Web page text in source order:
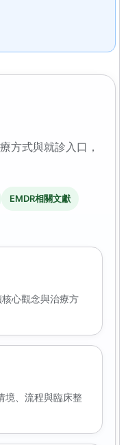
方式與就診入口，
EMDR相關文獻
心觀念與治療方
境、流程與臨床整